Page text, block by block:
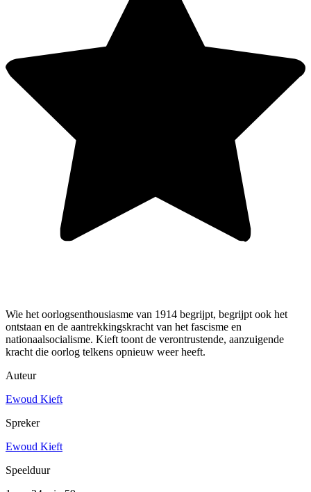
Wie het oorlogsenthousiasme van 1914 begrijpt, begrijpt ook het
ontstaan en de aantrekkingskracht van het fascisme en
nationaalsocialisme. Kieft toont de verontrustende, aanzuigende
kracht die oorlog telkens opnieuw weer heeft.
Auteur
Ewoud Kieft
Spreker
Ewoud Kieft
Speelduur